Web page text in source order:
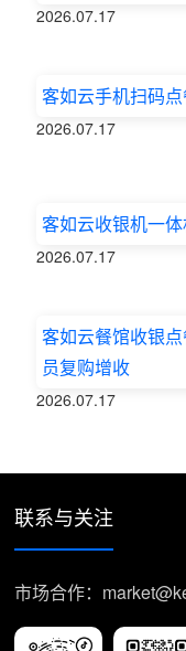
2026.07.17
客如云手机扫码
2026.07.17
客如云收银机一
2026.07.17
客如云餐馆收银
员复购增收
2026.07.17
联系与关注
市场合作：